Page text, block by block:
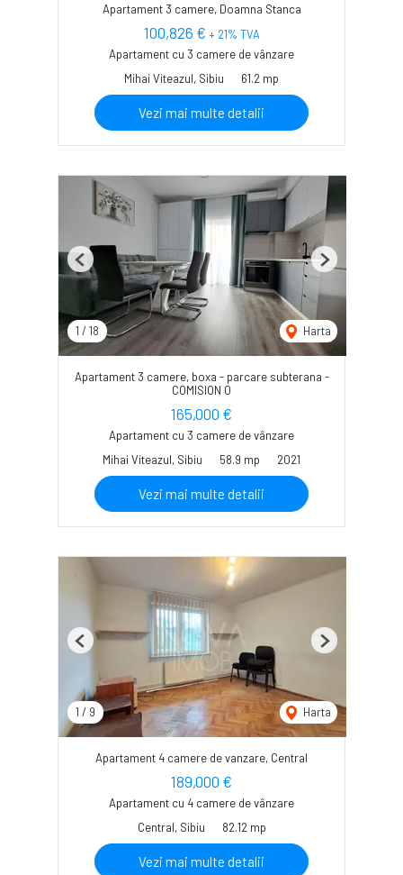
Apartament 3 camere, Doamna Stanca
100,826 € + 21% TVA
Apartament cu 3 camere de vânzare
Mihai Viteazul, Sibiu
61.2 mp
Vezi mai multe detalii
1 / 18 Harta
Previous Next
Apartament 3 camere, boxa - parcare subterana -
COMISION 0
165,000 €
Apartament cu 3 camere de vânzare
Mihai Viteazul, Sibiu
58.9 mp 2021
Vezi mai multe detalii
1 / 9 Harta
Previous Next
Apartament 4 camere de vanzare, Central
189,000 €
Apartament cu 4 camere de vânzare
Central, Sibiu
82.12 mp
Vezi mai multe detalii